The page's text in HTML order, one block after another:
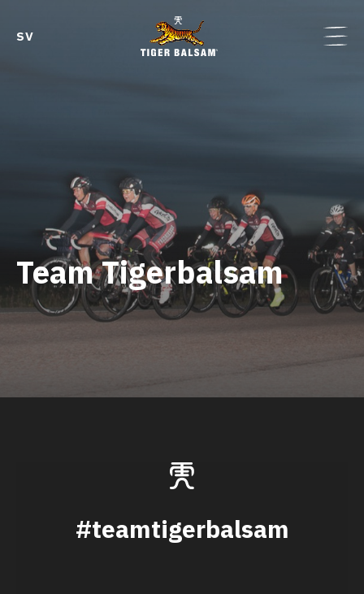
SV
Team Tigerbalsam
#teamtigerbalsam